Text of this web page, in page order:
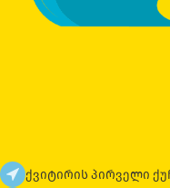
ქვიტირის პირველი